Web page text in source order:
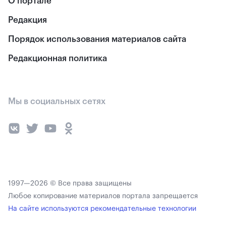
Редакция
Порядок использования материалов сайта
Редакционная политика
Мы в социальных сетях
1997—2026 © Все права защищены
Любое копирование материалов портала запрещается
На сайте используются рекомендательные технологии